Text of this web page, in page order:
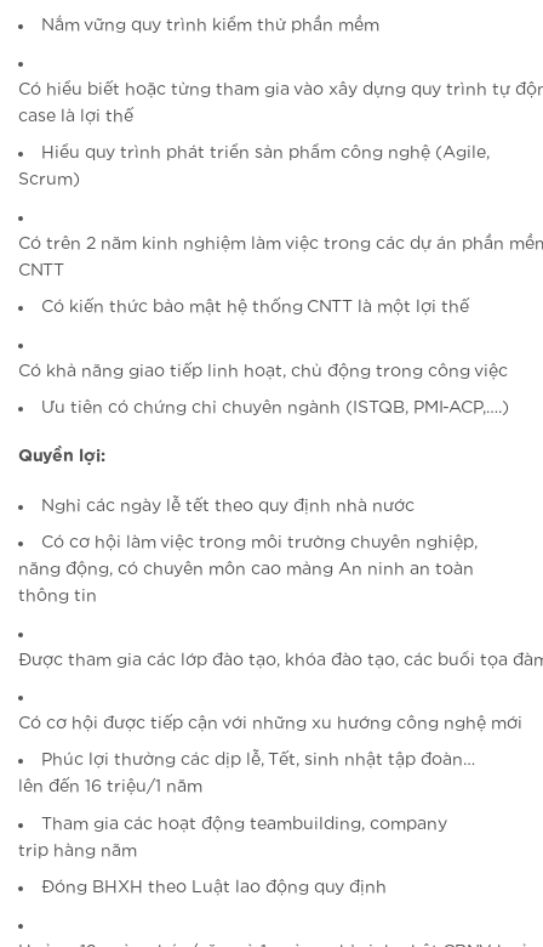
Nắm vững quy trình kiểm thử phần mềm
Có hiểu biết hoặc từng tham gia vào xây dựng quy trình tự
case là lợi thế
Hiểu quy trình phát triển sản phẩm công nghệ (Agile,
Scrum)
Có trên 2 năm kinh nghiệm làm việc trong các dự án phần
CNTT
Có kiến thức bảo mật hệ thống CNTT là một lợi thế
Có khả năng giao tiếp linh hoạt, chủ động trong công việc
Ưu tiên có chứng chỉ chuyên ngành (ISTQB, PMI-ACP,….)
Quyền lợi:
Nghỉ các ngày lễ tết theo quy định nhà nước
Có cơ hội làm việc trong môi trường chuyên nghiệp,
năng động, có chuyên môn cao mảng An ninh an toàn
thông tin
Được tham gia các lớp đào tạo, khóa đào tạo, các buổi tọa
Có cơ hội được tiếp cận với những xu hướng công nghệ mới
Phúc lợi thưởng các dịp lễ, Tết, sinh nhật tập đoàn…
lên đến 16 triệu/1 năm
Tham gia các hoạt động teambuilding, company
trip hàng năm
Đóng BHXH theo Luật lao động quy định